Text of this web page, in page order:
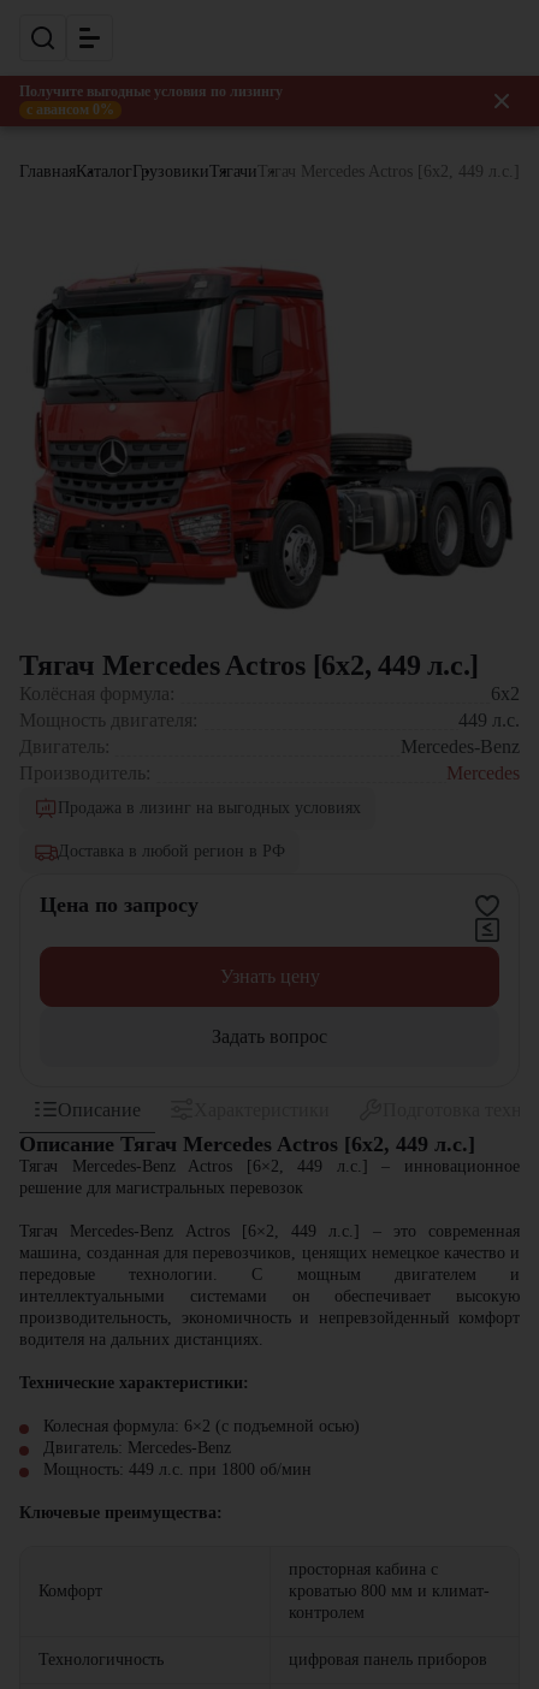
Получите выгодные условия по лизингу
с авансом 0%
Главная Каталог ГрузовикиТягачи Тягач Mercedes Actros [6x2, 449 л.с.]
Тягач Mercedes Actros [6x2, 449 л.с.]
Колёсная формула:
6x2
Мощность двигателя:
449 л.с.
Двигатель:
Mercedes-Benz
Производитель:
Mercedes
Продажа в лизинг на выгодных условиях
Доставка в любой регион в РФ
Цена по запросу
Узнать цену
Задать вопрос
Описание
Описание Тягач Mercedes Actros [6x2, 449 л.с.]
Тягач Mercedes-Benz Actros [6×2, 449 л.с.] – инновационное
решение для магистральных перевозок
Тягач Mercedes-Benz Actros [6×2, 449 л.с.] – это современная
машина, созданная для перевозчиков, ценящих немецкое качество и
передовые технологии. С мощным двигателем и
интеллектуальными системами он обеспечивает высокую
производительность, экономичность и непревзойденный комфорт
водителя на дальних дистанциях.
Технические характеристики:
Колесная формула: 6×2 (с подъемной осью)
Двигатель: Mercedes-Benz
Мощность: 449 л.с. при 1800 об/мин
Ключевые преимущества:
Комфорт
просторная кабина с
кроватью 800 мм и климат-
контролем
Технологичность цифровая панель приборов